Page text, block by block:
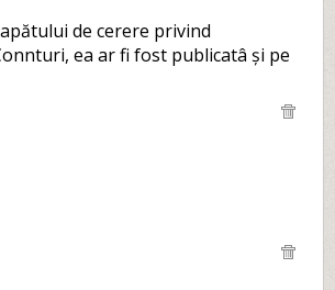
de cerere privind
ea ar fi fost publicatâ și pe